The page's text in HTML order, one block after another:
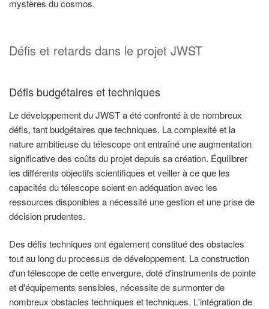
mystères du cosmos.
Défis et retards dans le projet JWST
Défis budgétaires et techniques
Le développement du JWST a été confronté à de nombreux
défis, tant budgétaires que techniques. La complexité et la
nature ambitieuse du télescope ont entraîné une augmentation
significative des coûts du projet depuis sa création. Équilibrer
les différents objectifs scientifiques et veiller à ce que les
capacités du télescope soient en adéquation avec les
ressources disponibles a nécessité une gestion et une prise de
décision prudentes.
Des défis techniques ont également constitué des obstacles
tout au long du processus de développement. La construction
d'un télescope de cette envergure, doté d'instruments de pointe
et d'équipements sensibles, nécessite de surmonter de
nombreux obstacles techniques et techniques. L'intégration de